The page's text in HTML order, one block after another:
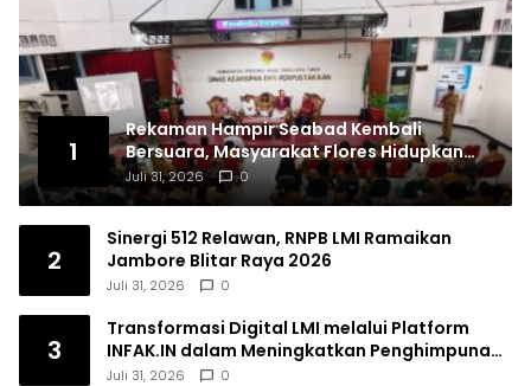
1
Rekaman Hampir Seabad Kembali
Bersuara, Masyarakat Flores Hidupkan
Lagi Ingatan Leluhur
Juli 31, 2026 0
2
Sinergi 512 Relawan, RNPB LMI Ramaikan
Jambore Blitar Raya 2026
Juli 31, 2026 0
3
Transformasi Digital LMI melalui Platform
INFAK.IN dalam Meningkatkan Penghimpunan
Dana Filantropi Islam
Juli 31, 2026 0